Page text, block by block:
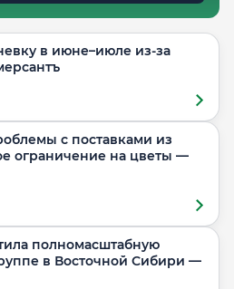
в июне–июле из-за
— Коммерсантъ
с поставками из
ограничение на цветы —
полномасштабную
в Восточной Сибири —